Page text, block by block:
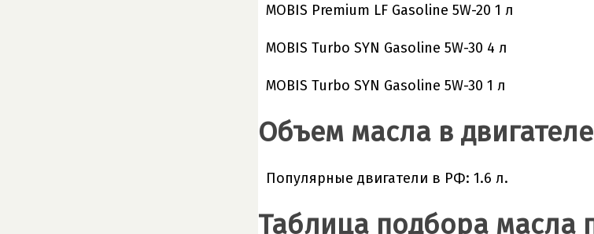
MOBIS Premium LF Gasoline 5W-20 1 л
MOBIS Turbo SYN Gasoline 5W-30 4 л
MOBIS Turbo SYN Gasoline 5W-30 1 л
Объем масла в
Популярные двигатели в РФ: 1.6 л.
Таблица подбора масла